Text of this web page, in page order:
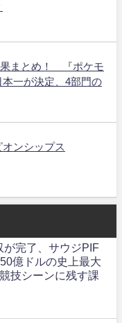
果まとめ！ 『ポケモ
一が決定、4部門の
ンシップス
が完了、サウジPIF
億ドルの史上最大
技シーンに残す課